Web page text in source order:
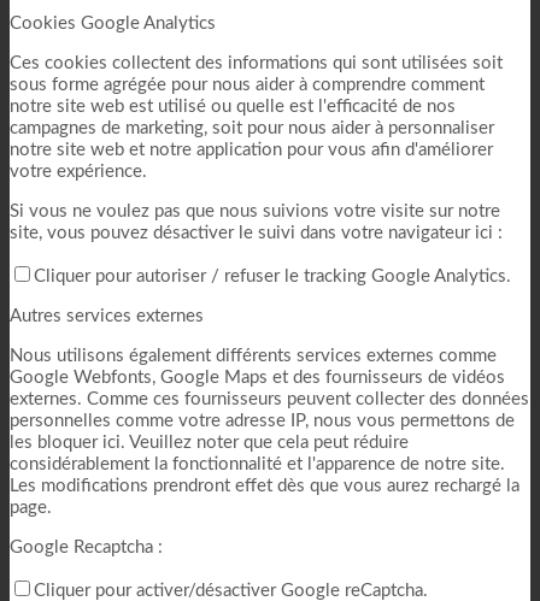
Cookies Google Analytics
Ces cookies collectent des informations qui sont utilisées soit
sous forme agrégée pour nous aider à comprendre comment
notre site web est utilisé ou quelle est l'efficacité de nos
campagnes de marketing, soit pour nous aider à personnaliser
notre site web et notre application pour vous afin d'améliorer
votre expérience.
Si vous ne voulez pas que nous suivions votre visite sur notre
site, vous pouvez désactiver le suivi dans votre navigateur ici :
Cliquer pour autoriser / refuser le tracking Google Analytics.
Autres services externes
Nous utilisons également différents services externes comme
Google Webfonts, Google Maps et des fournisseurs de vidéos
externes. Comme ces fournisseurs peuvent collecter des données
personnelles comme votre adresse IP, nous vous permettons de
les bloquer ici. Veuillez noter que cela peut réduire
considérablement la fonctionnalité et l'apparence de notre site.
Les modifications prendront effet dès que vous aurez rechargé la
page.
Google Recaptcha :
Cliquer pour activer/désactiver Google reCaptcha.